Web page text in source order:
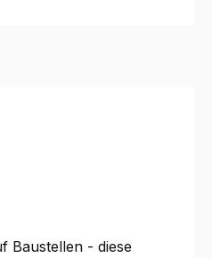
Baustellen - diese